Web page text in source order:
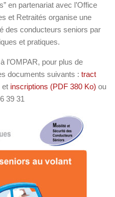
en partenariat avec l’Office
et Retraités organise une
des conducteurs seniors par
et pratiques.
l’OMPAR, pour plus de
documents suivants : tract
et inscriptions (PDF 380 Ko) ou
39 31